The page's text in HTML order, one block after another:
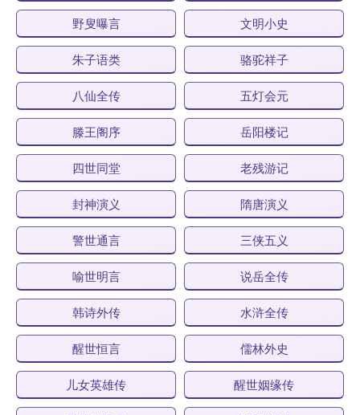
野叟曝言 文明小史
朱子语类 骆驼祥子
八仙全传 五灯会元
滕王阁序 岳阳楼记
四世同堂 老残游记
封神演义 隋唐演义
警世通言 三侠五义
喻世明言 说岳全传
韩诗外传 水浒全传
醒世恒言 儒林外史
儿女英雄传 醒世姻缘传